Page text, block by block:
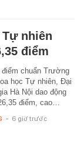
nhiên
điểm
điểm chuẩn Trường
học Tự nhiên, Đại
Hà Nội dao động
điểm, cao…
- 6 giờ trước